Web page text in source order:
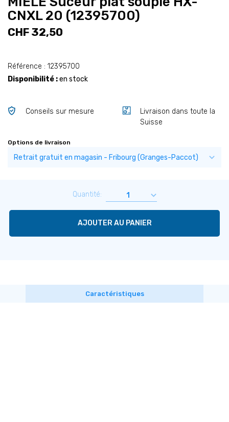
CNXL 20 (12395700)
CHF 32,50
Référence : 12395700
Disponibilité :en stock
Conseils sur mesure
Livraison dans toute la
Suisse
Options de livraison
Quantité:
AJOUTER AU PANIER
Caractéristiques